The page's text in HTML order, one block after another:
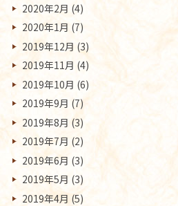
2020年2月 (4)
2020年1月 (7)
2019年12月 (3)
2019年11月 (4)
2019年10月 (6)
2019年9月 (7)
2019年8月 (3)
2019年7月 (2)
2019年6月 (3)
2019年5月 (3)
2019年4月 (5)